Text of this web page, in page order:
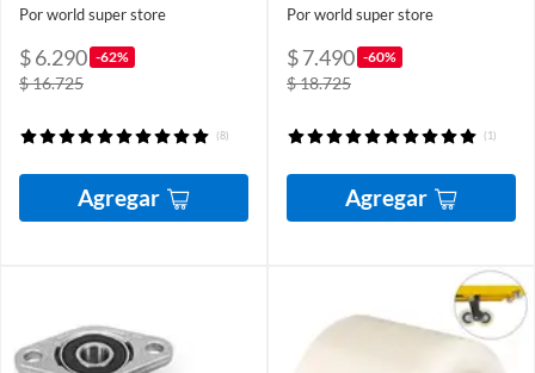
Por world super store
$ 6.290 -62%
$ 16.725
(8)
Agregar
Por world super store
$ 7.490 -60%
$ 18.725
(1)
Agregar